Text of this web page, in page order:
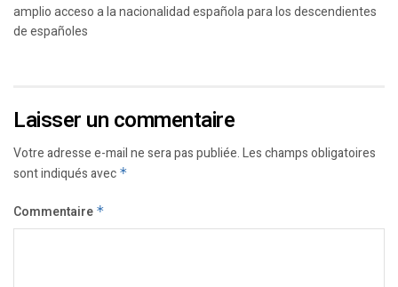
amplio acceso a la nacionalidad española para los descendientes
de españoles
Laisser un commentaire
Votre adresse e-mail ne sera pas publiée.Les champs obligatoires
sont indiqués avec *
Commentaire *